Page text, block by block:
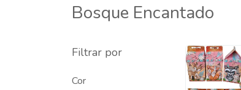
Bosque Encantado
Filtrar por
Cor